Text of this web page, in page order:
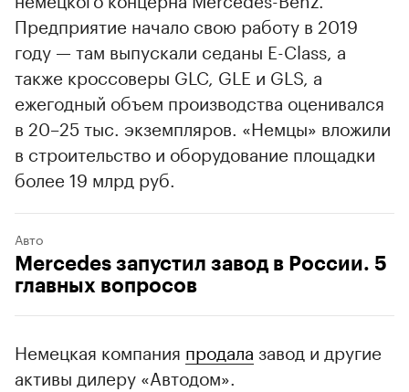
Предприятие начало свою работу в 2019
году — там выпускали седаны E-Class, а
также кроссоверы GLC, GLE и GLS, а
ежегодный объем производства оценивался
в 20–25 тыс. экземпляров. «Немцы» вложили
в строительство и оборудование площадки
более 19 млрд руб.
Mercedes запустил завод в России. 5
главных вопросов
Авто
Немецкая компания продала завод и другие
активы дилеру «Автодом».